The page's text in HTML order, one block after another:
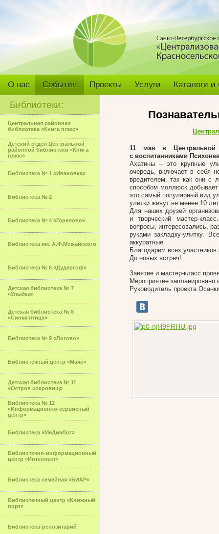
О нас События Проекты Услуги Каталоги
Библиотеки:
Центральная районная
библиотека «Книга плюс»
Детский отдел Центральной
районной библиотеки «Книга
плюс»
Библиотека № 1 «Ивановка»
Библиотека № 2
Библиотека № 4 «Горелово»
Библиотека им. А.Ф.Можайского
Библиотека № 6 «Дудергоф»
Детская библиотека № 7
«Улыбка»
Детская библиотека № 8
«Синяя птица»
Библиотека № 9 «Лигово»
Библиотечный центр «Маяк»
Детская библиотека № 11
«Остров сокровищ»
Библиотека № 12
«Информационно-сервисный
центр»
Библиотека «МеДиаЛог»
Библиотечно-информационный
центр «Интеллект»
Библиотека семейная «БИАР»
Библиотечный центр «Книжный
порт»
Библиотека-репозитарий
11 мая в Центральной
с воспитанниками
Ахатины – это крупные
очередь, включает в себя
вредителем, так как они с
способом моллюск
это самый популярный вид
улитки живут не менее 10
Для наших друзей
и творческий мастер-
вопросы, интересовались,
руками закладку-улитку.
аккуратные.
Благодарим всех
До новых встреч!
Занятие и мастер-класс
Мероприятие
Руководитель проекта